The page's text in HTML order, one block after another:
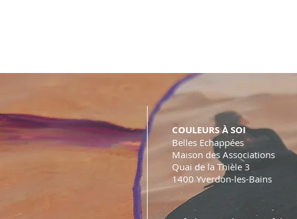
COULEURS À SOI
Belles Echappées
Maison des Associations
Quai de la Thièle 3
1400 Yverdon-les-Bains